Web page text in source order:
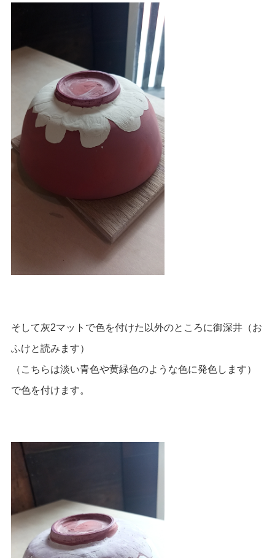
そして灰2マットで色を付けた以外のところに御深井（お
ふけと読みます）
（こちらは淡い青色や黄緑色のような色に発色します）
で色を付けます。